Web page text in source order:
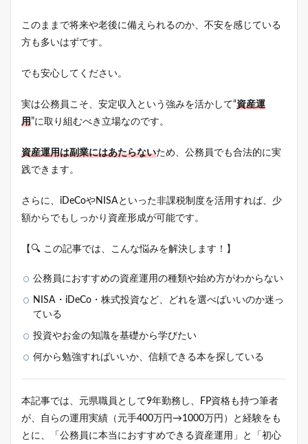
このままで将来や老後に備えられるのか、不安を感じている
方も多いはずです。
でも安心してください。
実は公務員こそ、安定収入という強みを活かして“資産運
用”に取り組むべき立場なのです。
資産運用は副業にはあたらないため、公務員でも合法的に実
践できます。
さらに、iDeCoやNISAといった非課税制度を活用すれば、少
額からでもしっかり資産形成が可能です。
【🔍 この記事では、こんな悩みを解決します！】
公務員におすすめの資産運用の種類や始め方がわからない
NISA・iDeCo・株式投資など、どれを選べばいいのか迷っ
ている
投資やお金の知識を基礎から学びたい
何から勉強すればいいか、信頼できる本を探している
本記事では、元県職員として9年勤務し、FP資格も持つ筆者
が、自らの運用実績（元手400万円→1000万円）と経験をも
とに、「公務員に本当におすすめできる資産運用」と「初心